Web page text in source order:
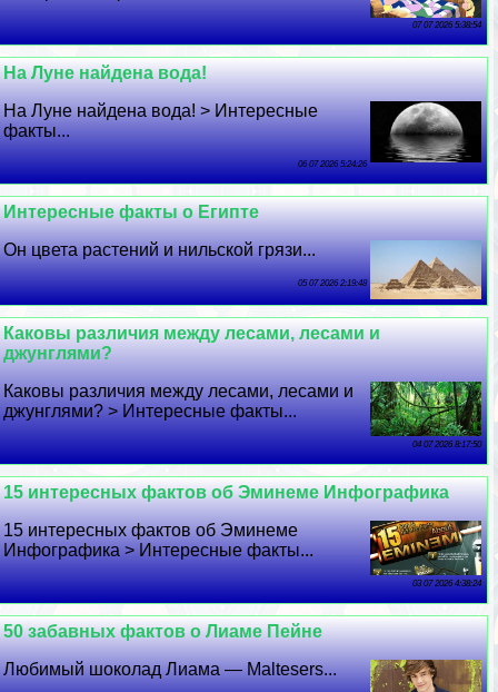
07 07 2026 5:38:54
На Луне найдена вода!
На Луне найдена вода! > Интересные
факты...
06 07 2026 5:24:26
Интересные факты о Египте
Он цвета растений и нильской грязи...
05 07 2026 2:19:48
Каковы различия между лесами, лесами и
джунглями?
Каковы различия между лесами, лесами и
джунглями? > Интересные факты...
04 07 2026 8:17:50
15 интересных фактов об Эминеме Инфографика
15 интересных фактов об Эминеме
Инфографика > Интересные факты...
03 07 2026 4:38:24
50 забавных фактов о Лиаме Пейне
Любимый шоколад Лиама — Maltesers...